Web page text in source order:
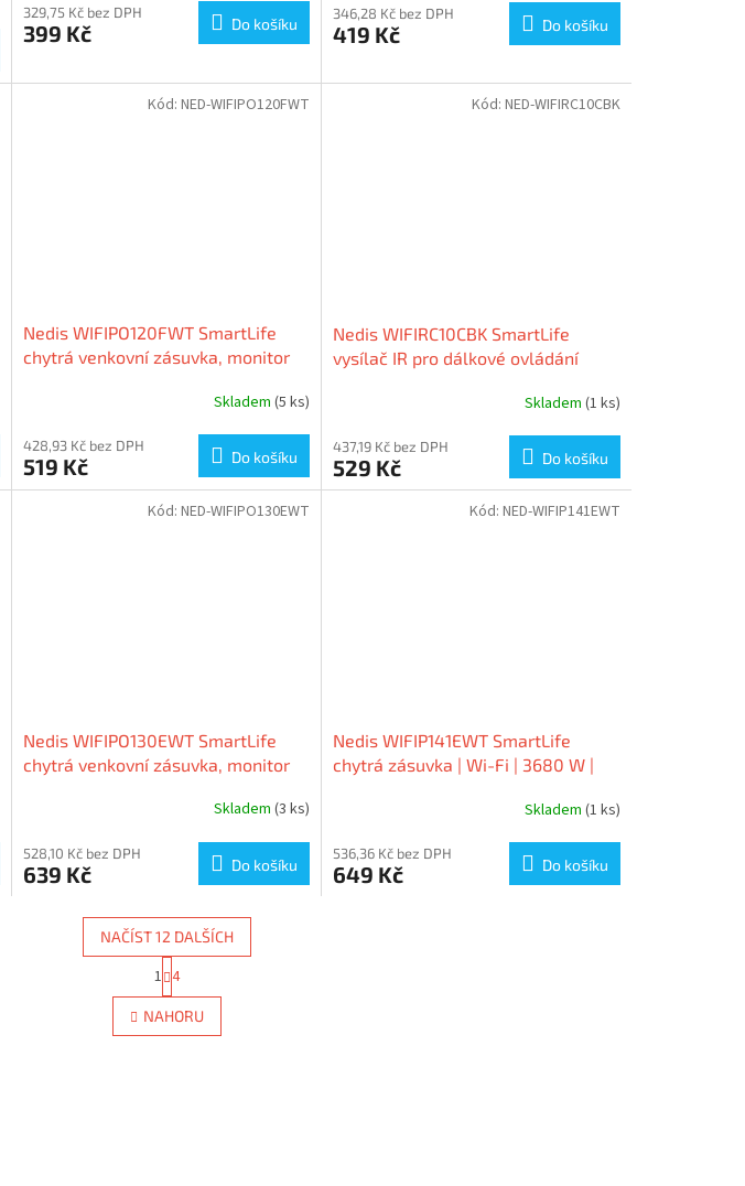
329,75 Kč bez DPH
399 Kč Do košíku
346,28 Kč bez DPH
419 Kč Do košíku
Nedis WIFIPO120FWT SmartLife
chytrá venkovní zásuvka, monitor
Skladem (5 ks)
428,93 Kč bez DPH
519 Kč Do košíku
Kód: NED-WIFIPO120FWT
Nedis WIFIRC10CBK SmartLife
vysílač IR pro dálkové ovládání
Skladem (1 ks)
437,19 Kč bez DPH
529 Kč Do košíku
Kód: NED-WIFIRC10CBK
Nedis WIFIPO130EWT SmartLife
chytrá venkovní zásuvka, monitor
Skladem (3 ks)
528,10 Kč bez DPH
639 Kč Do košíku
Kód: NED-WIFIPO130EWT
Nedis WIFIP141EWT SmartLife
chytrá zásuvka | Wi-Fi | 3680 W |
Android / IOS | Bílá | 1 kusSkladem (1 ks)
536,36 Kč bez DPH
649 Kč Do košíku
Kód: NED-WIFIP141EWT
O
v
l
NAČÍST 12 DALŠÍCH
t
r
á
n
1 4
NAHORU